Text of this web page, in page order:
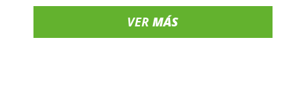
VERMÁS